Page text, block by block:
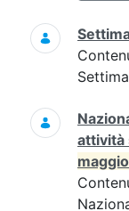
attività
maggio